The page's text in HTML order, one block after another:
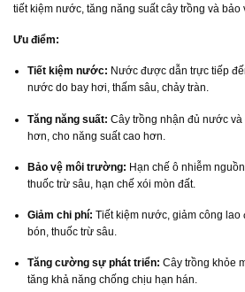
tiết kiệm nước, tăng năng suất cây trồng và bảo
Ưu điểm:
Tiết kiệm nước: Nước được dẫn trực tiếp
nước do bay hơi, thấm sâu, chảy tràn.
Tăng năng suất: Cây trồng nhận đủ nước
hơn, cho năng suất cao hơn.
Bảo vệ môi trường: Hạn chế ô nhiễm
thuốc trừ sâu, hạn chế xói mòn đất.
Giảm chi phí: Tiết kiệm nước, giảm công lao
bón, thuốc trừ sâu.
Tăng cường sự phát triển: Cây trồng khỏe
tăng khả năng chống chịu hạn hán.